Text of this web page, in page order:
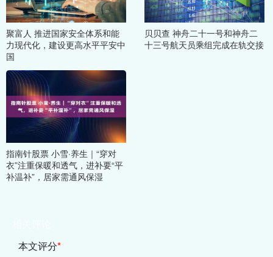
聚富人 推进国家安全体系和能
力现代化，建设更高水平平安中
国
贝贝查 神舟二十一号和神舟二
十三号航天员乘组完成在轨交接
指南针股票 小雪·养生｜“穿对
衣”注重保暖和透气，进补要“平
补温补”，居家需通风保湿
本文评分*